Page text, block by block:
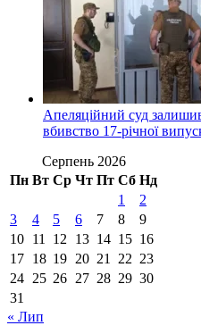
Апеляційний суд
вбивство 17-річної
Серпень 2026
Пн Вт Ср Чт Пт Сб Нд
1
2
3
4 5 6 7 8
9
10 11 12 13 14 15 16
17 18 19 20 21 22 23
24 25 26 27 28 29 30
31
« Лип